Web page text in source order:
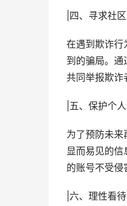
|四、寻求社
在遇到欺诈行
到的骗局。通
共同举报欺诈
|五、保护个
为了预防未来
显而易见的
的账号不受侵
|六、理性看